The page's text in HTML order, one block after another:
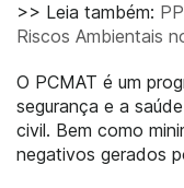
>> Leia também:
Riscos Ambientais
O PCMAT é um
segurança e a
civil. Bem como
negativos gerados